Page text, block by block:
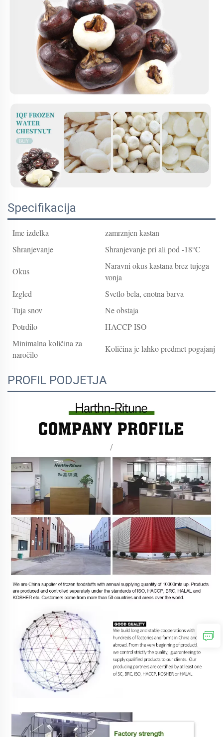
Specifikacija
Ime izdelka
zamrznjen kastan
Shranjevanje
Shranjevanje pri ali pod -18°C
Okus
Naravni okus kastana brez tujega
vonja
Izgled
Svetlo bela, enotna barva
Tuja snov
Ne obstaja
Potrdilo
HACCP ISO
Minimalna količina za
naročilo
Količina je lahko predmet pogajanj
PROFIL PODJETJA